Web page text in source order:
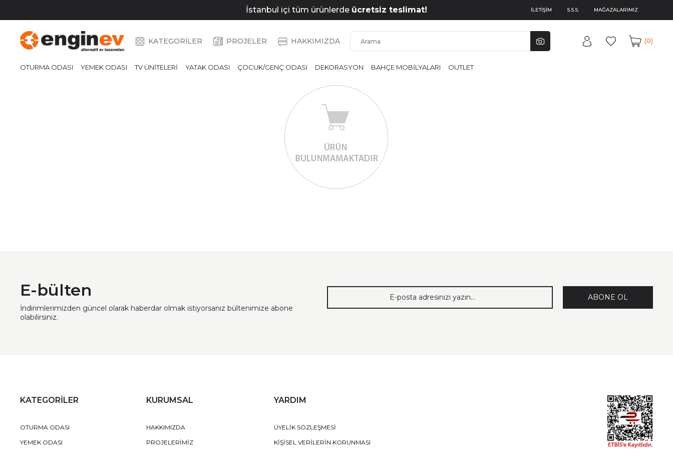
İstanbul içi tüm ürünlerde ücretsiz teslimat! İLETİŞİM S.S.S. MAĞAZALARIMIZ
KATEGORİLER PROJELER HAKKIMIZDA 0
OTURMA ODASI YEMEK ODASI TV ÜNİTELERİ YATAK ODASI ÇOCUK/GENÇ ODASI DEKORASYON BAHÇE MOBİLYALARI OUTLET
E-bülten
İndirimlerimizden güncel olarak haberdar olmak istiyorsanız bültenimize abone
olabilirsiniz.
ABONE OL
KATEGORİLER
OTURMA ODASI
YEMEK ODASI
KURUMSAL
HAKKIMIZDA
PROJELERİMİZ
YARDIM
ÜYELİK SÖZLEŞMESİ
KİŞİSEL VERİLERİN KORUNMASI